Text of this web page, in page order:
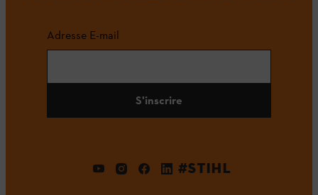
Adresse E-mail
S'inscrire
#STIHL